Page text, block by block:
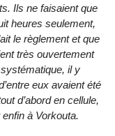
Ils ne faisaient que
heures seulement,
le règlement et que
très ouvertement
il y
eux avaient été
d’abord en cellule,
à Vorkouta.